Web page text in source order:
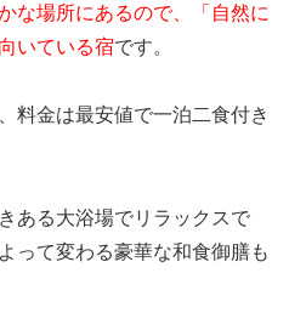
な場所にあるので、「自然に
いている宿です。
料金は最安値で一泊二食付き
ある大浴場でリラックスで
って変わる豪華な和食御膳も